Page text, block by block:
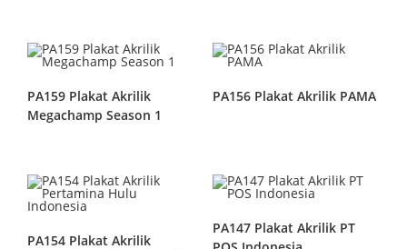
PA159 Plakat Akrilik
Megachamp Season 1
PA156 Plakat Akrilik PAMA
PA154 Plakat Akrilik
PA147 Plakat Akrilik PT